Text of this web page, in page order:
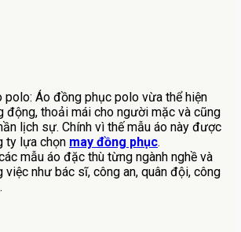
polo: Áo đồng phục polo vừa thể hiện
động, thoải mái cho người mặc và cũng
lịch sự. Chính vì thế mẫu áo này được
ty lựa chọn may đồng phục.
mẫu áo đặc thù từng ngành nghề và
việc như bác sĩ, công an, quân đội, công